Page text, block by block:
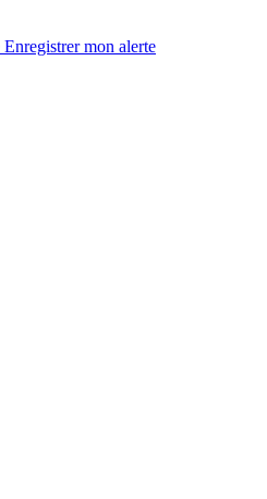
Enregistrermon alerte